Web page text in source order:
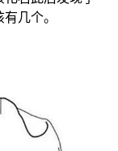
几个。